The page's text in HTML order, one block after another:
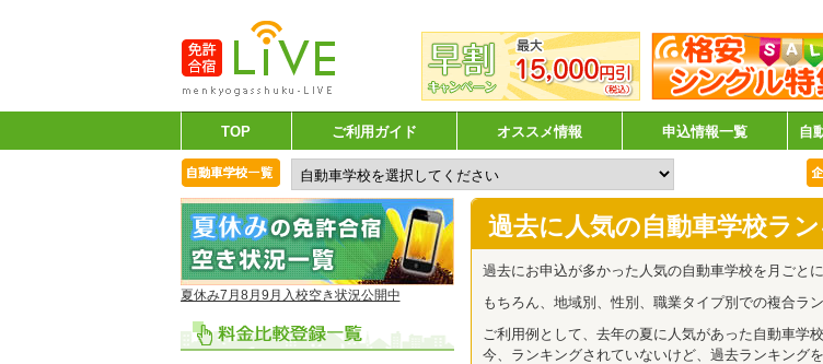
TOP ご利用ガイド オススメ情報 申込情報一覧 自
夏休み7月8月9月入校空き状況公開中
過去に人気の自動車学校ラ
過去にお申込が多かった人気の自動車学校を月ごと
もちろん、地域別、性別、職業タイプ別での複合ラ
ご利用例として、去年の夏に人気があった自動車学
今、ランキングされていないけど、過去ランキング